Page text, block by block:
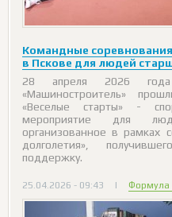
Командные
в Пскове для людей
28 апреля 2026
«Машиностроитель»
«Веселые старты» -
мероприятие для
организованное в рамках
долголетия»,
поддержку.
25.04.2026 - 09:43 | Формула